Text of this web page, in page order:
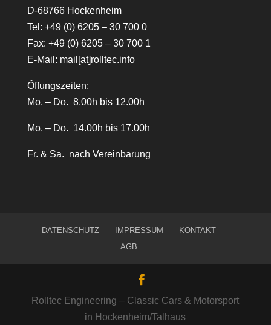
D-68766 Hockenheim
Tel: +49 (0) 6205 – 30 700 0
Fax: +49 (0) 6205 – 30 700 1
E-Mail: mail[at]rolltec.info
Öffungszeiten:
Mo. – Do. 8.00h bis 12.00h
Mo. – Do. 14.00h bis 17.00h
Fr. & Sa. nach Vereinbarung
DATENSCHUTZ IMPRESSUM
KONTAKT
AGB
Rolltec Engineering – Classic Cars & Motorsport
in Hockenheim/Talhaus